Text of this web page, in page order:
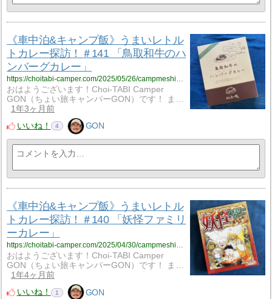
《車中泊&キャンプ飯》うまいレトル
トカレー探訪！＃141 「鳥取和牛のハ
ンバーグカレー」
https://choitabi-camper.com/2025/05/26/campmeshi_141/?utm_source=rss&utm_medium=rss&utm_campaign=campmeshi_141
おはようございます！Choi-TABI Camper
GON（ちょい旅キャンパーGON）です！ ま…
1年3ヶ月前
いいね！
4 GON
《車中泊&キャンプ飯》うまいレトル
トカレー探訪！＃140 「妖怪ファミリ
ーカレー」
https://choitabi-camper.com/2025/04/30/campmeshi_140/?utm_source=rss&utm_medium=rss&utm_campaign=campmeshi_140
おはようございます！Choi-TABI Camper
GON（ちょい旅キャンパーGON）です！ ま…
1年4ヶ月前
いいね！
1 GON